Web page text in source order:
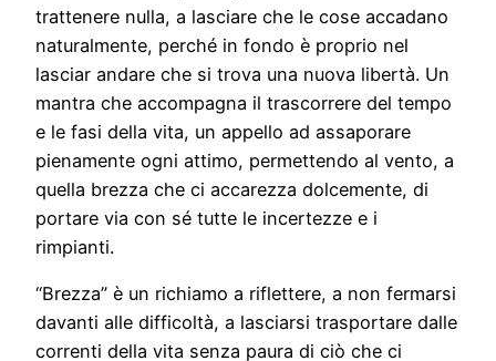
trattenere nulla, a lasciare che le cose accadano
naturalmente, perché in fondo è proprio nel
lasciar andare che si trova una nuova libertà. Un
mantra che accompagna il trascorrere del tempo
e le fasi della vita, un appello ad assaporare
pienamente ogni attimo, permettendo al vento, a
quella brezza che ci accarezza dolcemente, di
portare via con sé tutte le incertezze e i
rimpianti.
“Brezza” è un richiamo a riflettere, a non fermarsi
davanti alle difficoltà, a lasciarsi trasportare dalle
correnti della vita senza paura di ciò che ci